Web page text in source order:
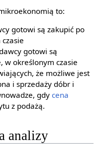
to:
gotowi są zakupić po
gotowi są
w określonym czasie
że możliwe jest
i sprzedaży dóbr i
gdycena
z podażą.
analizy